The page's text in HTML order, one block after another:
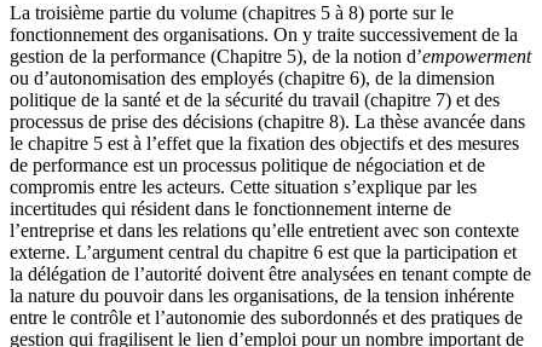
La troisième partie du volume (chapitres 5 à 8) porte sur le
fonctionnement des organisations. On y traite successivement de la
gestion de la performance (Chapitre 5), de la notion d’empowerment
ou d’autonomisation des employés (chapitre 6), de la dimension
politique de la santé et de la sécurité du travail (chapitre 7) et des
processus de prise des décisions (chapitre 8). La thèse avancée dans
le chapitre 5 est à l’effet que la fixation des objectifs et des mesures
de performance est un processus politique de négociation et de
compromis entre les acteurs. Cette situation s’explique par les
incertitudes qui résident dans le fonctionnement interne de
l’entreprise et dans les relations qu’elle entretient avec son contexte
externe. L’argument central du chapitre 6 est que la participation et
la délégation de l’autorité doivent être analysées en tenant compte de
la nature du pouvoir dans les organisations, de la tension inhérente
entre le contrôle et l’autonomie des subordonnés et des pratiques de
gestion qui fragilisent le lien d’emploi pour un nombre important de